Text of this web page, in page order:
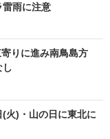
雨に注意
りに進み南鳥島方
火)・山の日に東北に